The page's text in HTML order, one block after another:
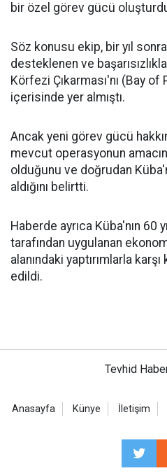
bir özel görev gücü
Söz konusu ekip, bir yıl
desteklenen ve
Körfezi Çıkarması'nı (Bay
içerisinde yer almıştı.
Ancak yeni görev gücü
mevcut operasyonun
olduğunu ve doğrudan
aldığını belirtti.
Haberde ayrıca Küba'nın 60
tarafından uygulanan
alanındaki yaptırımlarla
edildi.
Tevhid
Anasayfa Künye İletişim